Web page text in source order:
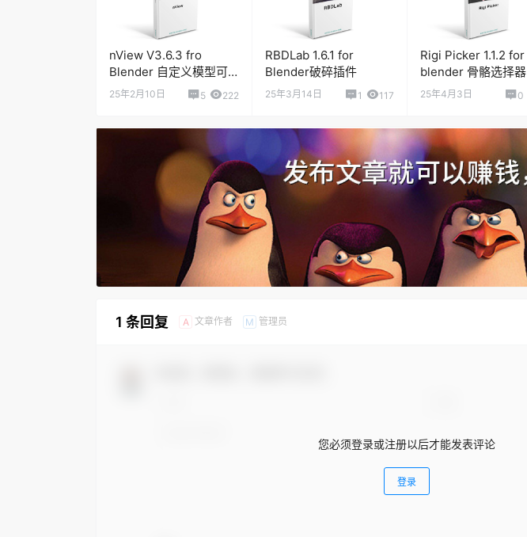
nView V3.6.3 fro
Blender 自定义模型可
视化渲染插件
25年2月10日 5 222
RBDLab 1.6.1 for
Blender破碎插件
25年3月14日 1 117
Rigi Picker 1.1.2 for
blender 骨骼选择器
25年4月3日 0
1 条回复 A 文章作者 M 管理员
您必须登录或注册以后才能发表评论
登录